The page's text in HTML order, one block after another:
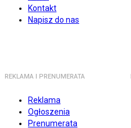
Kontakt
Napisz do nas
REKLAMA I PRENUMERATA
Reklama
Ogłoszenia
Prenumerata